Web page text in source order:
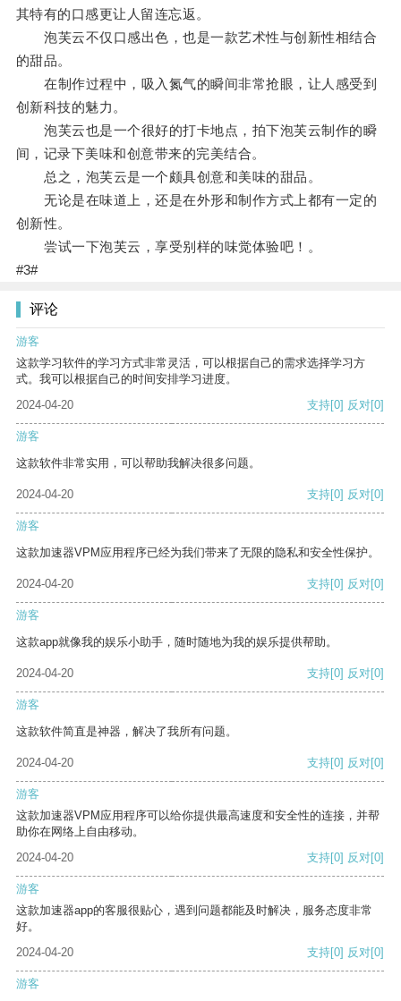
其特有的口感更让人留连忘返。
泡芙云不仅口感出色，也是一款艺术性与创新性相结合
的甜品。
在制作过程中，吸入氮气的瞬间非常抢眼，让人感受到
创新科技的魅力。
泡芙云也是一个很好的打卡地点，拍下泡芙云制作的瞬
间，记录下美味和创意带来的完美结合。
总之，泡芙云是一个颇具创意和美味的甜品。
无论是在味道上，还是在外形和制作方式上都有一定的
创新性。
尝试一下泡芙云，享受别样的味觉体验吧！。
#3#
评论
游客
这款学习软件的学习方式非常灵活，可以根据自己的需求选择学习方
式。我可以根据自己的时间安排学习进度。
2024-04-20
支持[0] 反对[0]
游客
这款软件非常实用，可以帮助我解决很多问题。
2024-04-20 支持[0] 反对[0]
游客
这款加速器VPM应用程序已经为我们带来了无限的隐私和安全性保护。
2024-04-20 支持[0] 反对[0]
游客
这款app就像我的娱乐小助手，随时随地为我的娱乐提供帮助。
2024-04-20 支持[0] 反对[0]
游客
这款软件简直是神器，解决了我所有问题。
2024-04-20 支持[0] 反对[0]
游客
这款加速器VPM应用程序可以给你提供最高速度和安全性的连接，并帮
助你在网络上自由移动。
2024-04-20
支持[0] 反对[0]
游客
这款加速器app的客服很贴心，遇到问题都能及时解决，服务态度非常
好。
2024-04-20
支持[0] 反对[0]
游客